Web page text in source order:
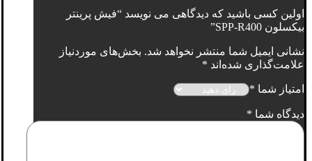
اولین کسی باشید که دیدگاهی می نویسد “فیش پرینتر
بیکسلون SPP-R400”
نشانی ایمیل شما منتشر نخواهد شد. بخش‌های موردنیاز
علامت‌گذاری شده‌اند *
امتیاز شما *
دیدگاه شما *